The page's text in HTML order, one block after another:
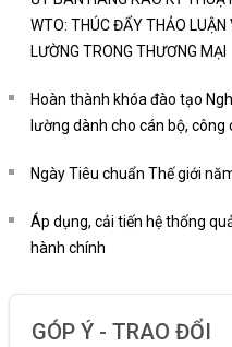
WTO: THÚC ĐẨY THẢO
LƯỜNG TRONG THƯƠNG MẠI
Hoàn thành khóa đào tạo
lường dành cho cán bộ, công
Ngày Tiêu chuẩn Thế giới
Áp dụng, cải tiến hệ thống
hành chính
GÓP Ý - TRAO ĐỔI